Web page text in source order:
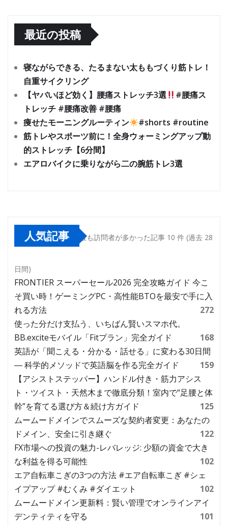
最近の投稿
寝ながらできる、たるまない太ももづくり筋トレ！
自重サイクリング
【ヤバいほど効く】腰痛ストレッチ3選
#腰痛ス
トレッチ #腰痛改善 #腰痛
痩せたモーニングルーティン
#shorts #routine
筋トレやスポーツ前に！全身ウォーミングアップ動
的ストレッチ【6分間】
エアロバイクに乗りながら二の腕筋トレ3選
人気記事 最も訪問者が多かった記事 10 件 (過去 28
日間)
FRONTIER スーパーセール2026 完全攻略ガイド 今こ
そ買い時！ゲーミングPC・高性能BTOを最安で手に入
れる方法
272
使った分だけ支払う、いちばん賢いスマホ代。
BB.exciteモバイル「Fitプラン」完全ガイド
168
英語が「聞こえる・分かる・話せる」に変わる30日間
― 科学的メソッドで英語脳を作る完全ガイド
159
【アシストステッパー】ハンドル付き・筋力アシス
ト・ツイスト・天然木まで徹底分類！室内で“足腰と体
幹”を育てる選び方＆続け方ガイド
125
ムームードメインでスムーズな契約者変更：あなたの
ドメイン、安全に引き継ぐ
122
FX市場への投資の魅力-レバレッジ: 少額の資金で大き
な利益を得る可能性
102
エア自転車こぎの3つの方法 #エア自転車こぎ #シェ
イプアップ #むくみ #ダイエット
102
ムームードメイン更新料：賢い管理でオンラインアイ
デンティティを守る
101